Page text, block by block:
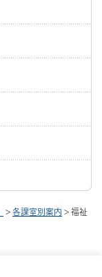
> 各課室別案内 > 福祉